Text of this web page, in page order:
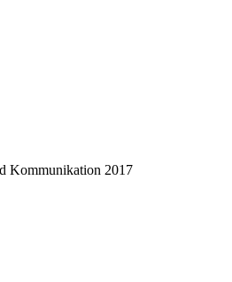
Kommunikation 2017